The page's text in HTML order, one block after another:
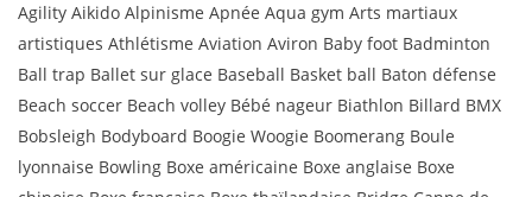
Agility Aikido Alpinisme Apnée Aqua gym Arts martiaux
artistiques Athlétisme Aviation Aviron Baby foot Badminton
Ball trap Ballet sur glace Baseball Basket ball Baton défense
Beach soccer Beach volley Bébé nageur Biathlon Billard BMX
Bobsleigh Bodyboard Boogie Woogie Boomerang Boule
lyonnaise Bowling Boxe américaine Boxe anglaise Boxe